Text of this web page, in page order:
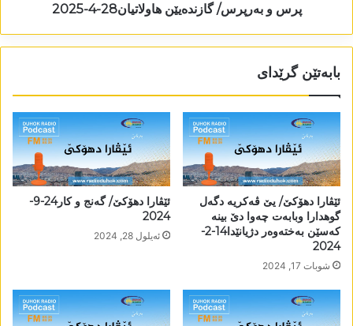
پرس و بەرپرس/ گازندەیێن ھاولاتیان28-4-2025
بابەتێن گرێدای
ئێڤارا دھۆکێ/ یێ ڤەکریە دگەل
گوھدارا وبابەت چەوا دێ بینە
کەسێن بەختەوەر دژیانێدا14-2-
2024
شوبات 17, 2024
ئێڤارا دھۆکێ/ گەنج و کار24-9-
2024
ئه‌یلول 28, 2024